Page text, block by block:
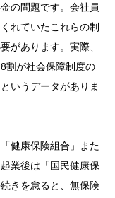
の問題です。会社員
れていたこれらの制
があります。実際、
割が社会保障制度の
いうデータがありま
健康保険組合」また
業後は「国民健康保
きを怠ると、無保険